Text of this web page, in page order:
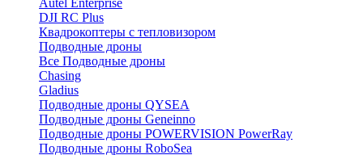
Autel Enterprise
DJI RC Plus
Квадрокоптеры с тепловизором
Подводные дроны
Все Подводные дроны
Chasing
Gladius
Подводные дроны QYSEA
Подводные дроны Geneinno
Подводные дроны POWERVISION PowerRay
Подводные дроны RoboSea